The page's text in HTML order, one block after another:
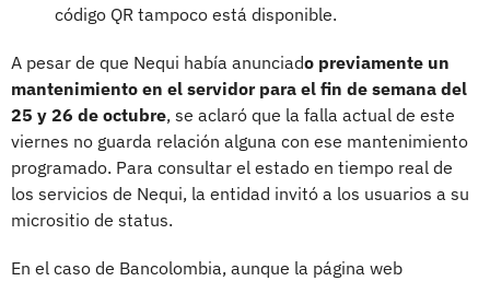
código QR tampoco está disponible.
A pesar de que Nequi había anunciado previamente un
mantenimiento en el servidor para el fin de semana del
25 y 26 de octubre, se aclaró que la falla actual de este
viernes no guarda relación alguna con ese mantenimiento
programado. Para consultar el estado en tiempo real de
los servicios de Nequi, la entidad invitó a los usuarios a su
micrositio de status.
En el caso de Bancolombia, aunque la página web